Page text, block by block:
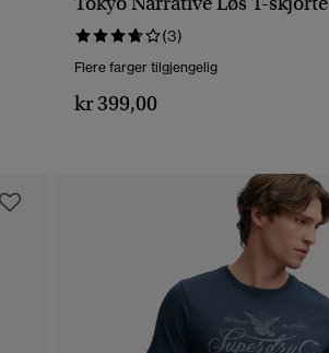
HURTIGVISNING
(3)
Flere farger tilgjengelig
kr 399,00